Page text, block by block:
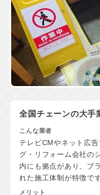
全国チェーンの大手
テレビCMやネット広
グ・リフォーム会社の
内にも拠点があり、ブ
れた施工体制が特徴です